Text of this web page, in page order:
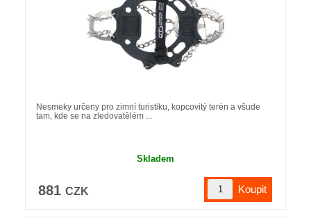
Nesmeky určeny pro zimní turistiku, kopcovitý terén a všude
tam, kde se na zledovatělém ...
Skladem
881 CZK